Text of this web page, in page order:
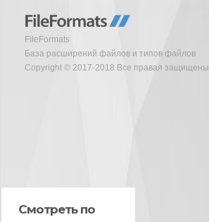
FileFormats
База расширений файлов и типов файлов
Copyright © 2017-2018 Все правая защищены
Смотреть по